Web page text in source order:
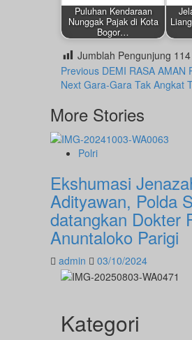
Puluhan Kendaraan
Nunggak Pajak di Kota
Bogor…
Jumblah Pengunjung 114
Post
Navigation
Previous DEMI RASA AMAN
Next Gara-Gara Tak Angkat
More Stories
Polri
Ekshumasi
Adityawan, Polda
datangkan Dokter
Anuntaloko Parigi
admin 03/10/2024
Kategori